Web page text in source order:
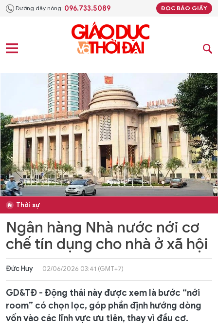
Đường dây nóng: 096.733.5089 ĐỌC BÁO GIẤY
Thời sự
Ngân hàng Nhà nước nới cơ
chế tín dụng cho nhà ở xã hội
Đức Huy 02/06/2026 03:41 (GMT+7)
GD&TĐ - Động thái này được xem là bước “nới
room” có chọn lọc, góp phần định hướng dòng
vốn vào các lĩnh vực ưu tiên, thay vì đầu cơ.